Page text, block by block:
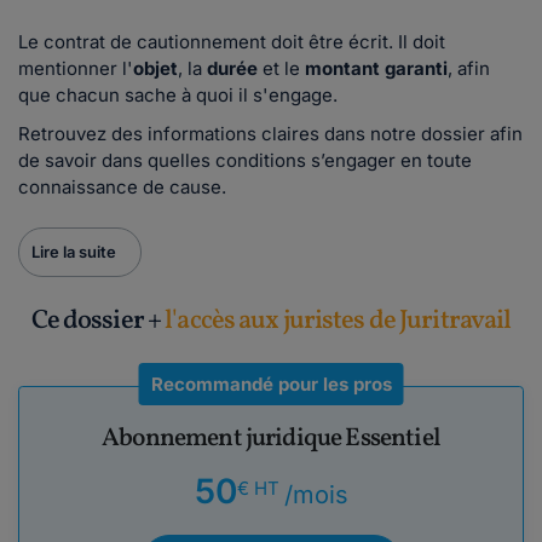
Le contrat de cautionnement doit être écrit. Il doit
mentionner l'objet, la durée et le montant garanti, afin
que chacun sache à quoi il s'engage.
Retrouvez des informations claires dans notre dossier afin
de savoir dans quelles conditions s’engager en toute
connaissance de cause.
Lire la suite
Ce dossier +l'accès aux juristes de Juritravail
Recommandé pour les pros
Abonnement juridique Essentiel
50€ HT /mois